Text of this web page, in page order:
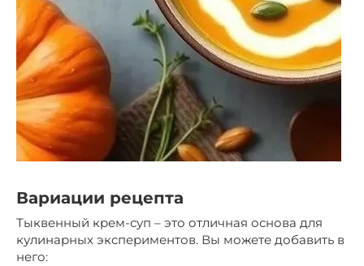
Вариации рецепта
Тыквенный крем-суп – это отличная основа для
кулинарных экспериментов. Вы можете добавить в
него: